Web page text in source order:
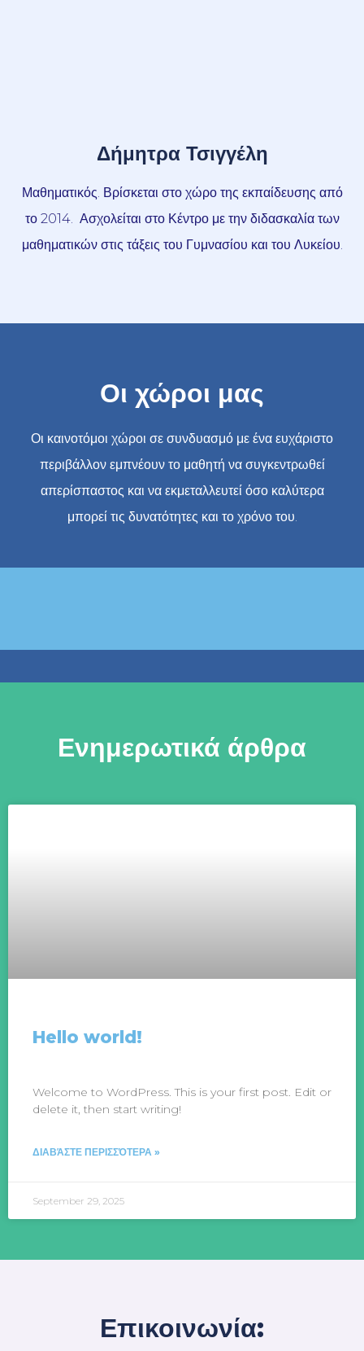
Δήμητρα Τσιγγέλη
Μαθηματικός. Βρίσκεται στο χώρο της εκπαίδευσης από
το 2014. Ασχολείται στο Κέντρο με την διδασκαλία των
μαθηματικών στις τάξεις του Γυμνασίου και του Λυκείου.
Οι χώροι μας
Οι καινοτόμοι χώροι σε συνδυασμό με ένα ευχάριστο
περιβάλλον εμπνέουν το μαθητή να συγκεντρωθεί
απερίσπαστος και να εκμεταλλευτεί όσο καλύτερα
μπορεί τις δυνατότητες και το χρόνο του.
Ενημερωτικά άρθρα
Hello world!
Welcome to WordPress. This is your first post. Edit or
delete it, then start writing!
ΔΙΑΒΆΣΤΕ ΠΕΡΙΣΣΌΤΕΡΑ »
September 29, 2025
Επικοινωνία: